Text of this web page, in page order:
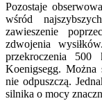
Pozostaje
wśród
zawieszenie
zdwojenia
przekroczenia
Koenigsegg. Można
nie odpuszczą.
silnika o mocy